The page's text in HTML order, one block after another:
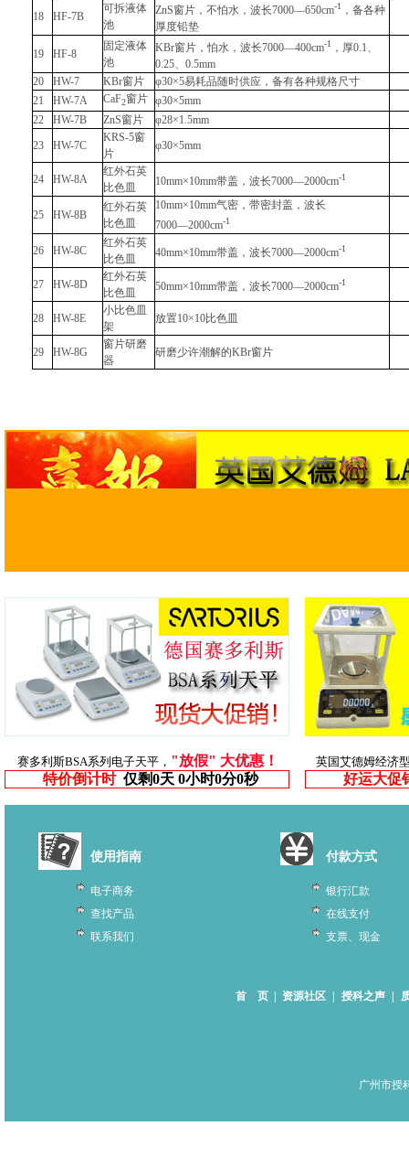
18 HF-7B
可拆液体
池
ZnS窗片，不怕水，波长7000―650cm-1，备各种
厚度铅垫
19 HF-8
固定液体
池
KBr窗片，怕水，波长7000―400cm-1，厚0.1、
0.25、0.5mm
20
HW-7 KBr窗片
φ30×5易耗品随时供应，备有各种规格尺寸
21
HW-7A CaF2窗片
φ30×5mm
22
HW-7B ZnS窗片
φ28×1.5mm
23
HW-7C
KRS-5窗
片
φ30×5mm
24 HW-8A
红外石英
比色皿
10mm×10mm带盖，波长7000―2000cm-1
25 HW-8B
红外石英
比色皿
10mm×10mm气密，带密封盖，波长
7000―2000cm-1
26 HW-8C
红外石英
比色皿
40mm×10mm带盖，波长7000―2000cm-1
27 HW-8D
红外石英
比色皿
50mm×10mm带盖，波长7000―2000cm-1
28 HW-8E
小比色皿
架
放置10×10比色皿
29 HW-8G
窗片研磨
器
研磨少许潮解的KBr窗片
赛多利斯BSA系列电子天平， "放假" 大优惠！
特价倒计时 仅剩0天 0小时0分0秒
英国艾德姆经济
好运大
使用指南
电子商务
查找产品
联系我们
付款方式
银行汇款
在线支付
支票、现金
首 页 资源社区 授科之声
广州市授